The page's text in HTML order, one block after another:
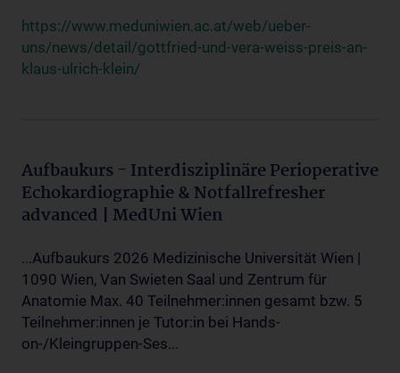
https://www.meduniwien.ac.at/web/ueber-
uns/news/detail/gottfried-und-vera-weiss-preis-an-
klaus-ulrich-klein/
Aufbaukurs - Interdisziplinäre Perioperative
Echokardiographie & Notfallrefresher
advanced | MedUni Wien
...Aufbaukurs 2026 Medizinische Universität Wien |
1090 Wien, Van Swieten Saal und Zentrum für
Anatomie Max. 40 Teilnehmer:innen gesamt bzw. 5
Teilnehmer:innen je Tutor:in bei Hands-
on-/Kleingruppen-Ses...